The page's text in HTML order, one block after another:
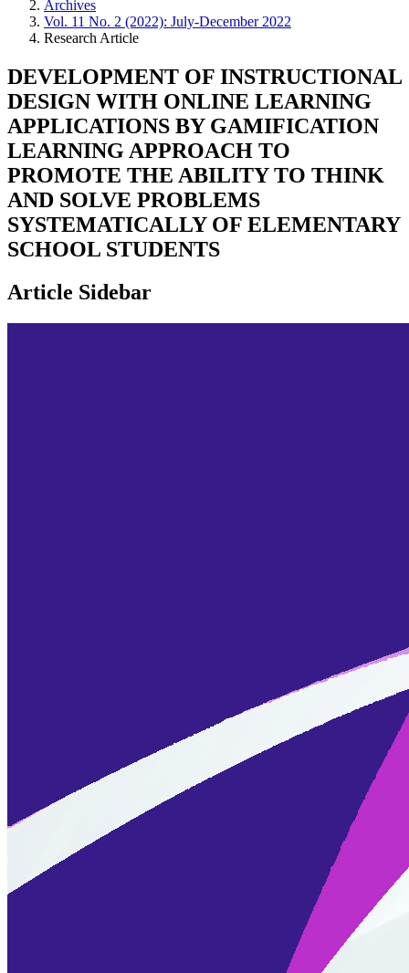
Archives
Vol. 11 No. 2 (2022): July-December 2022
Research Article
DEVELOPMENT OF INSTRUCTIONAL
DESIGN WITH ONLINE LEARNING
APPLICATIONS BY GAMIFICATION
LEARNING APPROACH TO
PROMOTE THE ABILITY TO THINK
AND SOLVE PROBLEMS
SYSTEMATICALLY OF ELEMENTARY
SCHOOL STUDENTS
Article Sidebar